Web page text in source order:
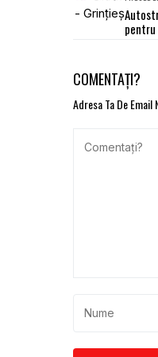
COMENTAȚI?
Adresa Ta De Email